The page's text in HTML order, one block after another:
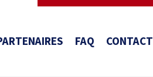
FAQ CONTACT